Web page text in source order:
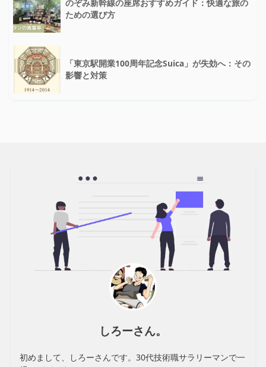
のぞみ新幹線の座席おすすめガイド：快適な旅の
ための選び方
「東京駅開業100周年記念Suica」が失効へ：その
影響と対策
しろーさん。
初めまして、しろーさんです。30代技術職サラリーマンで一